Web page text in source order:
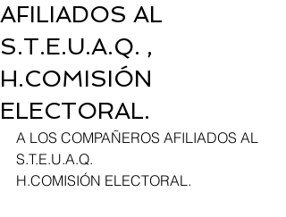
AFILIADOS AL
S.T.E.U.A.Q. ,
H.COMISIÓN
ELECTORAL.
A LOS COMPAÑEROS AFILIADOS AL
S.T.E.U.A.Q.
H.COMISIÓN ELECTORAL.